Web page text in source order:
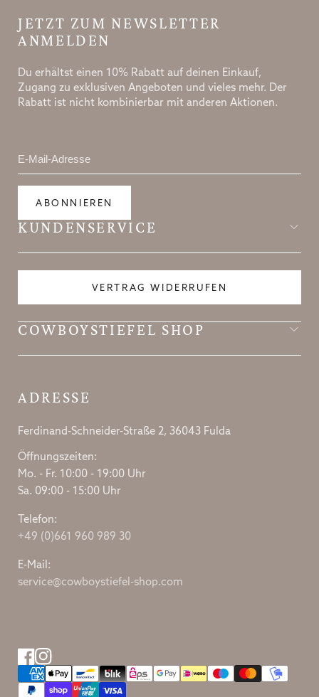
JETZT ZUM NEWSLETTER
ANMELDEN
Du erhältst einen 10% Rabatt auf deinen Einkauf,
Zugang zu exklusiven Angeboten und vieles mehr. Der
Rabatt ist nicht kombinierbar mit anderen Aktionen.
ABONNIEREN
KUNDENSERVICE
VERTRAG WIDERRUFEN
COWBOYSTIEFEL SHOP
ADRESSE
Ferdinand-Schneider-Straße 2, 36043 Fulda
Öffnungszeiten:
Mo. - Fr. 10:00 - 19:00 Uhr
Sa. 09:00 - 15:00 Uhr
Telefon:
+49 (0)661 960 989 30
E-Mail:
service@cowboystiefel-shop.com
Facebook
Instagram